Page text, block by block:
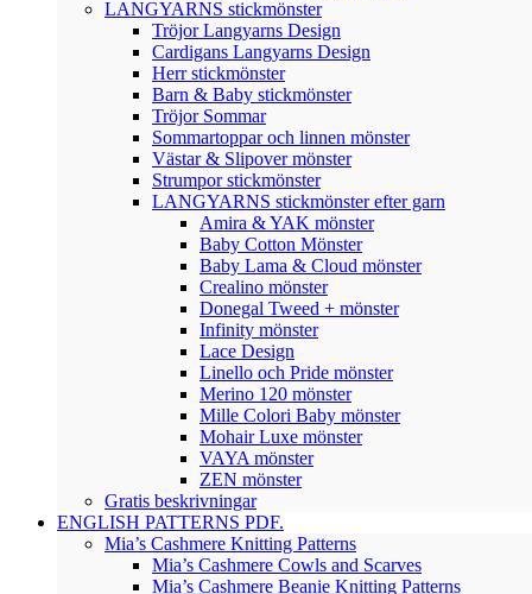
LANGYARNS stickmönster
Tröjor Langyarns Design
Cardigans Langyarns Design
Herr stickmönster
Barn & Baby stickmönster
Tröjor Sommar
Sommartoppar och linnen mönster
Västar & Slipover mönster
Strumpor stickmönster
LANGYARNS stickmönster efter garn
Amira & YAK mönster
Baby Cotton Mönster
Baby Lama & Cloud mönster
Crealino mönster
Donegal Tweed + mönster
Infinity mönster
Lace Design
Linello och Pride mönster
Merino 120 mönster
Mille Colori Baby mönster
Mohair Luxe mönster
VAYA mönster
ZEN mönster
Gratis beskrivningar
ENGLISH PATTERNS PDF.
Mia’s Cashmere Knitting Patterns
Mia’s Cashmere Cowls and Scarves
Mia’s Cashmere Beanie Knitting Patterns